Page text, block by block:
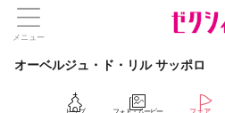
メニュー
オーベルジュ・ド・リル サッポロ
トップ フォト・ムービー フェア